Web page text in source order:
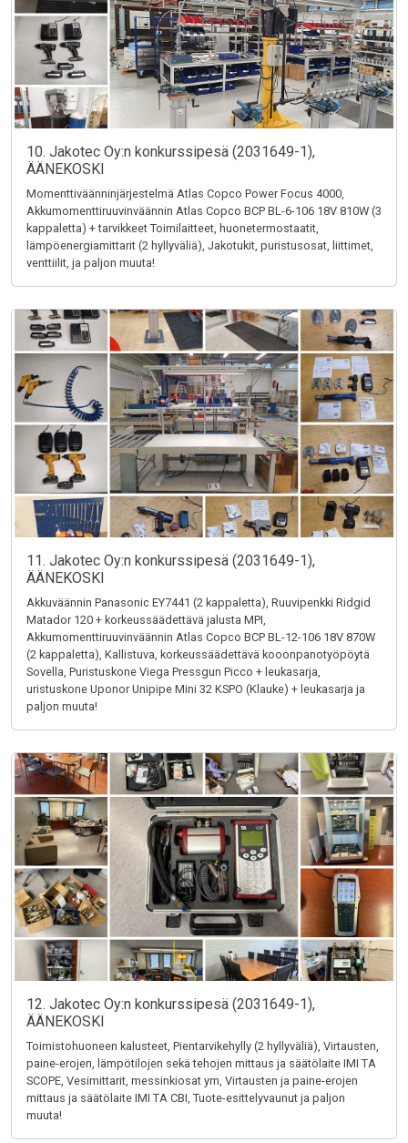
10. Jakotec Oy:n konkurssipesä (2031649-1),
ÄÄNEKOSKI
Momenttiväänninjärjestelmä Atlas Copco Power Focus 4000,
Akkumomenttiruuvinväännin Atlas Copco BCP BL-6-106 18V 810W (3
kappaletta) + tarvikkeet Toimilaitteet, huonetermostaatit,
lämpöenergiamittarit (2 hyllyväliä), Jakotukit, puristusosat, liittimet,
venttiilit, ja paljon muuta!
11. Jakotec Oy:n konkurssipesä (2031649-1),
ÄÄNEKOSKI
Akkuväännin Panasonic EY7441 (2 kappaletta), Ruuvipenkki Ridgid
Matador 120 + korkeussäädettävä jalusta MPI,
Akkumomenttiruuvinväännin Atlas Copco BCP BL-12-106 18V 870W
(2 kappaletta), Kallistuva, korkeussäädettävä kooonpanotyöpöytä
Sovella, Puristuskone Viega Pressgun Picco + leukasarja,
uristuskone Uponor Unipipe Mini 32 KSPO (Klauke) + leukasarja ja
paljon muuta!
12. Jakotec Oy:n konkurssipesä (2031649-1),
ÄÄNEKOSKI
Toimistohuoneen kalusteet, Pientarvikehylly (2 hyllyväliä), Virtausten,
paine-erojen, lämpötilojen sekä tehojen mittaus ja säätölaite IMI TA
SCOPE, Vesimittarit, messinkiosat ym, Virtausten ja paine-erojen
mittaus ja säätölaite IMI TA CBI, Tuote-esittelyvaunut ja paljon
muuta!